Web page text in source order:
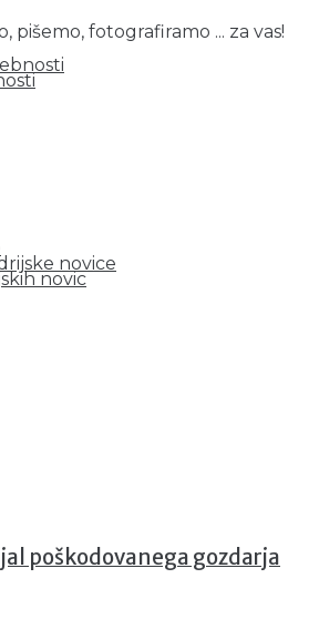
pišemo, fotografiramo ... za vas!
novice
novic
poškodovanega gozdarja